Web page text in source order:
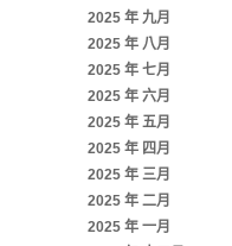
2025 年 九月
2025 年 八月
2025 年 七月
2025 年 六月
2025 年 五月
2025 年 四月
2025 年 三月
2025 年 二月
2025 年 一月